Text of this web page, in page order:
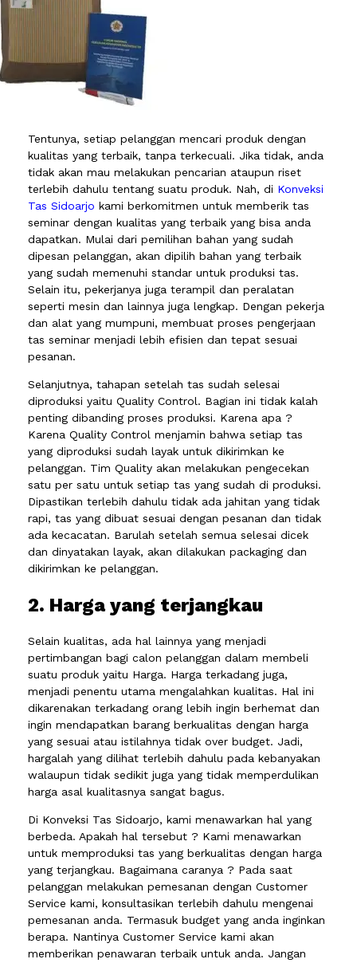
Tentunya, setiap pelanggan mencari produk dengan
kualitas yang terbaik, tanpa terkecuali. Jika tidak, anda
tidak akan mau melakukan pencarian ataupun riset
terlebih dahulu tentang suatu produk. Nah, di Konveksi
Tas Sidoarjo kami berkomitmen untuk memberik tas
seminar dengan kualitas yang terbaik yang bisa anda
dapatkan. Mulai dari pemilihan bahan yang sudah
dipesan pelanggan, akan dipilih bahan yang terbaik
yang sudah memenuhi standar untuk produksi tas.
Selain itu, pekerjanya juga terampil dan peralatan
seperti mesin dan lainnya juga lengkap. Dengan pekerja
dan alat yang mumpuni, membuat proses pengerjaan
tas seminar menjadi lebih efisien dan tepat sesuai
pesanan.
Selanjutnya, tahapan setelah tas sudah selesai
diproduksi yaitu Quality Control. Bagian ini tidak kalah
penting dibanding proses produksi. Karena apa ?
Karena Quality Control menjamin bahwa setiap tas
yang diproduksi sudah layak untuk dikirimkan ke
pelanggan. Tim Quality akan melakukan pengecekan
satu per satu untuk setiap tas yang sudah di produksi.
Dipastikan terlebih dahulu tidak ada jahitan yang tidak
rapi, tas yang dibuat sesuai dengan pesanan dan tidak
ada kecacatan. Barulah setelah semua selesai dicek
dan dinyatakan layak, akan dilakukan packaging dan
dikirimkan ke pelanggan.
2. Harga yang terjangkau
Selain kualitas, ada hal lainnya yang menjadi
pertimbangan bagi calon pelanggan dalam membeli
suatu produk yaitu Harga. Harga terkadang juga,
menjadi penentu utama mengalahkan kualitas. Hal ini
dikarenakan terkadang orang lebih ingin berhemat dan
ingin mendapatkan barang berkualitas dengan harga
yang sesuai atau istilahnya tidak over budget. Jadi,
hargalah yang dilihat terlebih dahulu pada kebanyakan
walaupun tidak sedikit juga yang tidak memperdulikan
harga asal kualitasnya sangat bagus.
Di Konveksi Tas Sidoarjo, kami menawarkan hal yang
berbeda. Apakah hal tersebut ? Kami menawarkan
untuk memproduksi tas yang berkualitas dengan harga
yang terjangkau. Bagaimana caranya ? Pada saat
pelanggan melakukan pemesanan dengan Customer
Service kami, konsultasikan terlebih dahulu mengenai
pemesanan anda. Termasuk budget yang anda inginkan
berapa. Nantinya Customer Service kami akan
memberikan penawaran terbaik untuk anda. Jangan